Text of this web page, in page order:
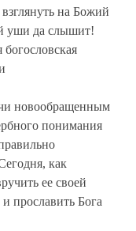
на Божий
уши да слышит!
новообращенным
понимания
как
ее своей
прославить Бога